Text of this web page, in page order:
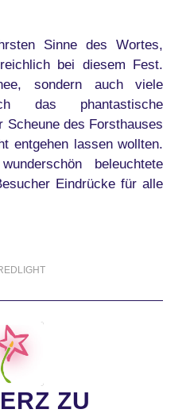
Sinne des Wortes,
bei diesem Fest.
sondern auch viele
das phantastische
Scheune des Forsthauses
entgehen lassen wollten.
beleuchtete
Eindrücke für alle
ZU